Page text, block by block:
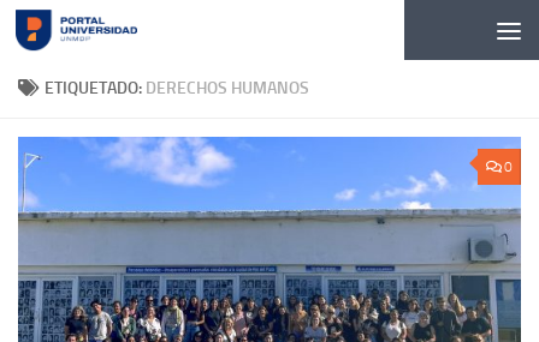
Skip to content
ETIQUETADO: DERECHOS HUMANOS
0